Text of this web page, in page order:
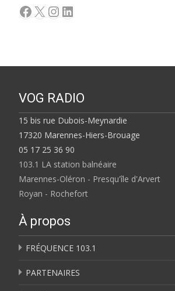
Facebook
X Instagram
LinkedIn
VOG RADIO
15 bis rue Dubois-Meynardie
17320 Marennes-Hiers-Brouage
05 17 25 36 90
103.1 LA station balnéaire
Marennes-Oléron - Presqu'île d'Arvert
Royan - Rochefort
À propos
FRÉQUENCE 103.1
PARTENAIRES